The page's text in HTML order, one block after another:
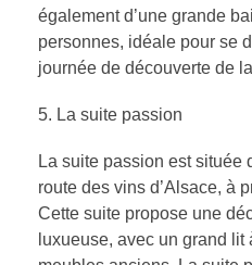
également d’une grande
personnes, idéale pour se
journée de découverte de
La suite passion
La suite passion est située
route des vins d’Alsace, à
Cette suite propose une
luxueuse, avec un grand